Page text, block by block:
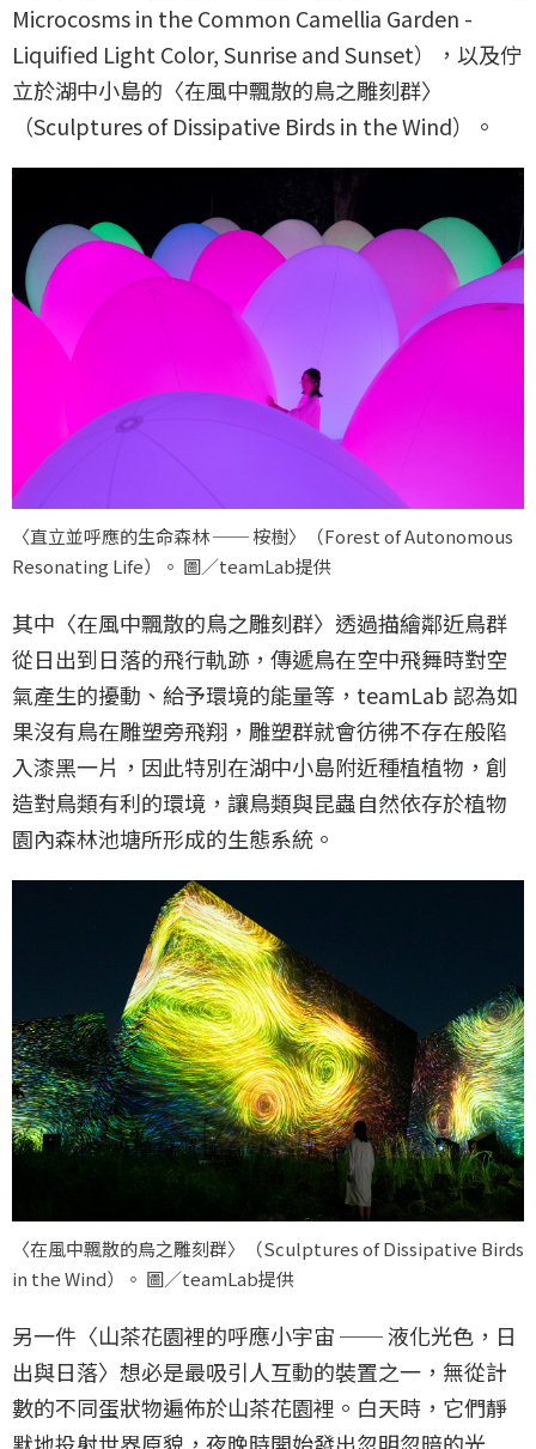
Microcosms in the Common Camellia Garden -
Liquified Light Color, Sunrise and Sunset），以及佇
立於湖中小島的〈在風中飄散的鳥之雕刻群〉
（Sculptures of Dissipative Birds in the Wind）。
〈直立並呼應的生命森林 ── 桉樹〉（Forest of Autonomous
Resonating Life）。 圖／teamLab提供
其中〈在風中飄散的鳥之雕刻群〉透過描繪鄰近鳥群
從日出到日落的飛行軌跡，傳遞鳥在空中飛舞時對空
氣產生的擾動、給予環境的能量等，teamLab 認為如
果沒有鳥在雕塑旁飛翔，雕塑群就會彷彿不存在般陷
入漆黑一片，因此特別在湖中小島附近種植植物，創
造對鳥類有利的環境，讓鳥類與昆蟲自然依存於植物
園內森林池塘所形成的生態系統。
〈在風中飄散的鳥之雕刻群〉（Sculptures of Dissipative Birds
in the Wind）。 圖／teamLab提供
另一件〈山茶花園裡的呼應小宇宙 ── 液化光色，日
出與日落〉想必是最吸引人互動的裝置之一，無從計
數的不同蛋狀物遍佈於山茶花園裡。白天時，它們靜